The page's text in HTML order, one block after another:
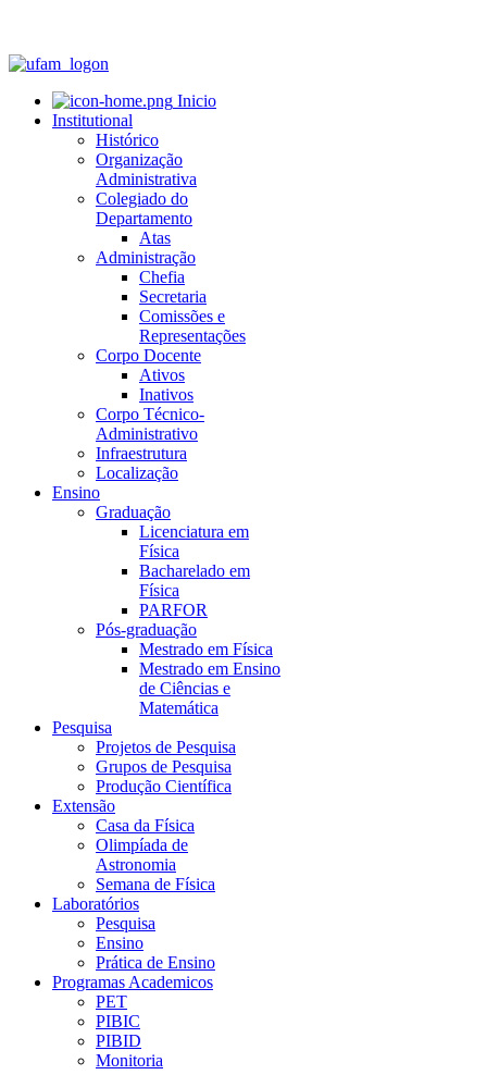
Inicio
Institutional
Histórico
Organização
Administrativa
Colegiado do
Departamento
Atas
Administração
Chefia
Secretaria
Comissões e
Representações
Corpo Docente
Ativos
Inativos
Corpo Técnico-
Administrativo
Infraestrutura
Localização
Ensino
Graduação
Licenciatura em
Física
Bacharelado em
Física
PARFOR
Pós-graduação
Mestrado em Física
Mestrado em Ensino
de Ciências e
Matemática
Pesquisa
Projetos de Pesquisa
Grupos de Pesquisa
Produção Científica
Extensão
Casa da Física
Olimpíada de
Astronomia
Semana de Física
Laboratórios
Pesquisa
Ensino
Prática de Ensino
Programas Academicos
PET
PIBIC
PIBID
Monitoria